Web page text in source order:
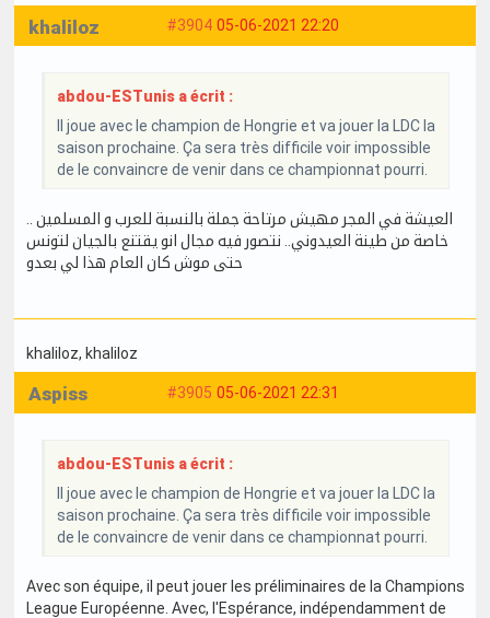
#3904 05-06-2021 22:20
khaliloz
abdou-ESTunis a écrit :
Il joue avec le champion de Hongrie et va jouer la LDC la
saison prochaine. Ça sera très difficile voir impossible
de le convaincre de venir dans ce championnat pourri.
العيشة في المجر مهيش مرتاحة جملة بالنسبة للعرب و المسلمين ..
خاصة من طينة العيدوني.. نتصور فيه مجال انو يقتنع بالجيان لتونس
حتى موش كان العام هذا لي بعدو
khaliloz, khaliloz
#3905 05-06-2021 22:31
Aspiss
abdou-ESTunis a écrit :
Il joue avec le champion de Hongrie et va jouer la LDC la
saison prochaine. Ça sera très difficile voir impossible
de le convaincre de venir dans ce championnat pourri.
Avec son équipe, il peut jouer les préliminaires de la Champions
League Européenne. Avec, l'Espérance, indépendamment de